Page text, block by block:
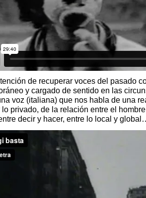
de recuperar voces del pasado
y cargado de sentido en las
voz (italiana) que nos habla de una
privado, de la relación entre el
decir y hacer, entre lo local y